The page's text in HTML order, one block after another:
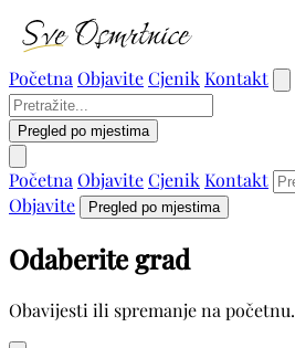
Početna ObjaviteCjenik Kontakt
Pregled po mjestima
Početna ObjaviteCjenik Kontakt
Objavite
Pregled po mjestima
Odaberite grad
Obavijesti ili spremanje na početnu.